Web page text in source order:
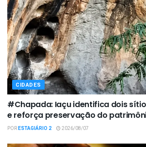
CIDADES
#Chapada: Iaçu identifica dois
e reforça preservação do
PORESTAGIÁRIO 2 2026/08/07